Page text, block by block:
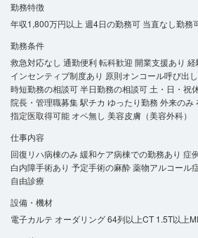
勤務特徴
年収1,800万円以上 週4日の勤務可 当直なし勤務
勤務条件
救急対応なし 通勤便利 転科歓迎 開業支援あり 経
インセンティブ制度あり 原則オンコール呼び出
時短勤務の相談可半日勤務の相談可土・日・祝
院長・管理職募集駅チカ ゆったり勤務 外来のみ
指定医取得可能 オペ無し 美容皮膚（美容外科）
仕事内容
回復リハ病棟のみ緩和ケア病棟での勤務あり 症
白内障手術あり 予定手術の麻酔薬物アルコール
自由診療
設備・機材
電子カルテ オーダリング64列以上CT 1.5T以上